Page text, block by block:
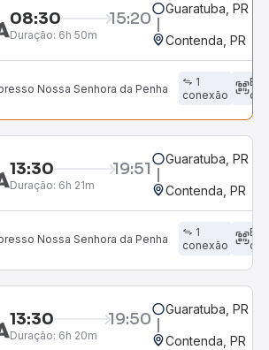
08:30 15:20
Duração: 6h 50m
Guaratuba, PR
Contenda, PR
Nossa Senhora da Penha
1
conexão
13:30 19:51
Duração: 6h 21m
Guaratuba, PR
Contenda, PR
Nossa Senhora da Penha
1
conexão
13:30 19:50
Duração: 6h 20m
Guaratuba, PR
Contenda, PR